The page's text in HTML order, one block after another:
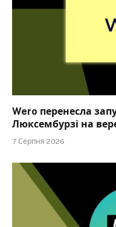
Wero перенесла
Люксембурзі на
7 Серпня 2026